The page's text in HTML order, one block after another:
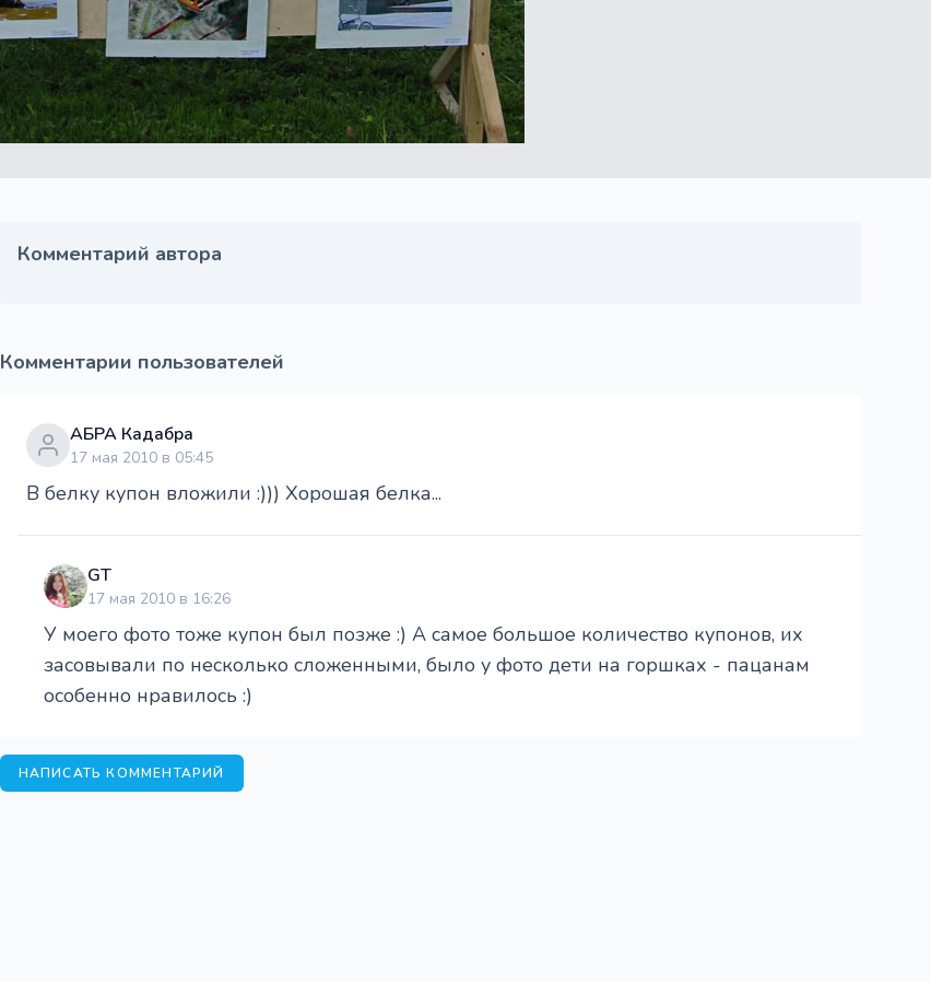
Комментарий автора
Комментарии пользователей
АБРА Кадабра
17 мая 2010 в 05:45
В белку купон вложили :))) Хорошая белка...
GT
17 мая 2010 в 16:26
У моего фото тоже купон был позже :) А самое большое количество купонов, их
засовывали по несколько сложенными, было у фото дети на горшках - пацанам
особенно нравилось :)
НАПИСАТЬ КОММЕНТАРИЙ